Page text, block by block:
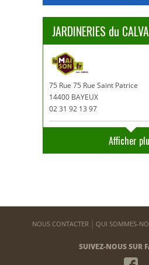
JARDINERIES du
75 Rue 75 Rue Saint Patrice
14400 BAYEUX
02 31 92 13 97
Afficher
NOUS CONTACTER QUI SOMMES-
SUIVEZ-NOUS SUR